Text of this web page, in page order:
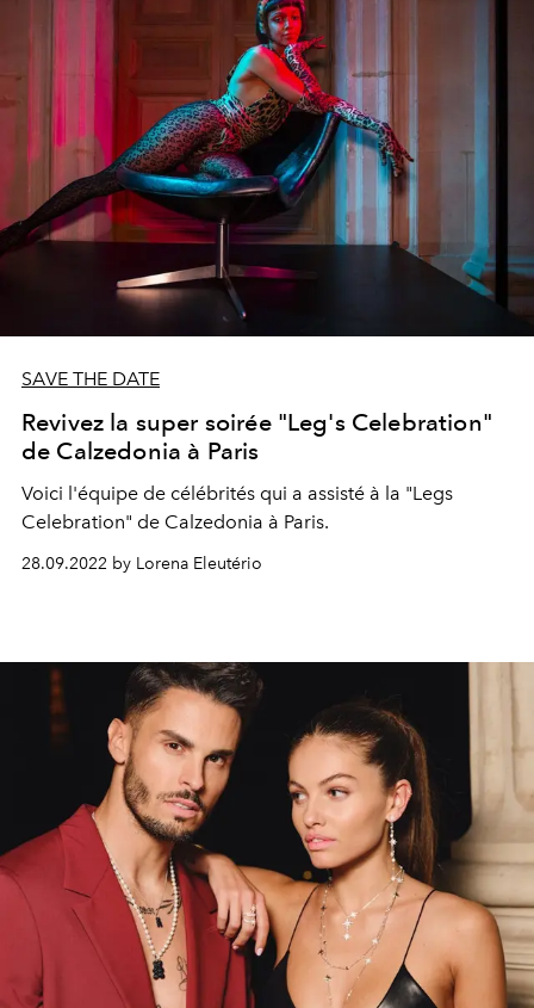
and Finance’.
SAVE THE DATE
Revivez la super soirée "Leg's Celebration"
de Calzedonia à Paris
Voici l'équipe de célébrités qui a assisté à la "Legs
Celebration" de Calzedonia à Paris.
28.09.2022 by Lorena Eleutério